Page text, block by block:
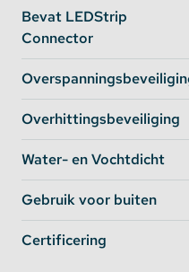
Bevat LEDStrip
Connector
Overhittingsbeveiliging
Water- en Vochtdicht
Gebruik voor buiten
Certificering